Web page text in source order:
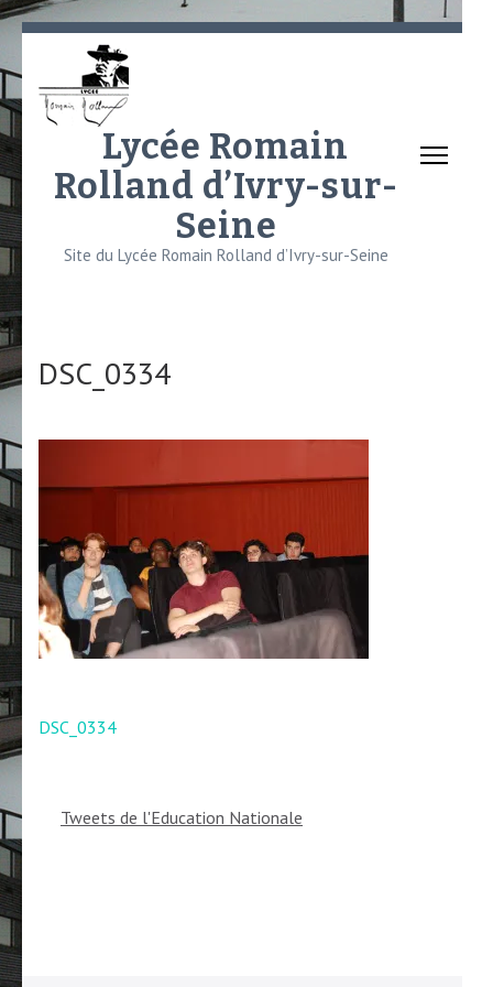
Aller
contenu
(Pressez
Entrée)
Lycée Romain
Rolland d’Ivry-sur-
Seine
Site du Lycée Romain Rolland d’Ivry-sur-Seine
DSC_0334
Navigation
DSC_0334
Tweets de l'Education Nationale